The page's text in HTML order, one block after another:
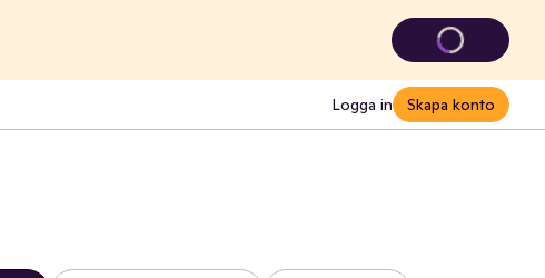
Logga in Skapa konto